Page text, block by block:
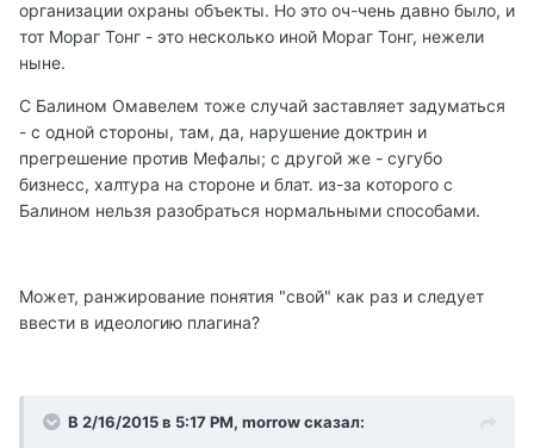
организации охраны объекты. Но это оч-чень давно было, и
тот Мораг Тонг - это несколько иной Мораг Тонг, нежели
ныне.
С Балином Омавелем тоже случай заставляет задуматься
- с одной стороны, там, да, нарушение доктрин и
прегрешение против Мефалы; с другой же - сугубо
бизнесс, халтура на стороне и блат. из-за которого с
Балином нельзя разобраться нормальными способами.
Может, ранжирование понятия "свой" как раз и следует
ввести в идеологию плагина?
В 2/16/2015 в 5:17 PM, morrow сказал: